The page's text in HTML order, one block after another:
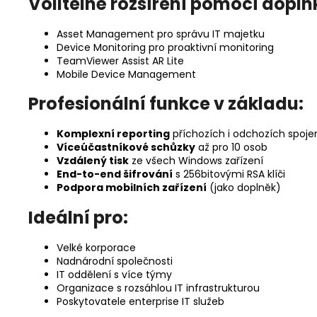
Asset Management pro správu IT majetku
Device Monitoring pro proaktivní monitoring
TeamViewer Assist AR Lite
Mobile Device Management
Profesionální funkce v základu:
Komplexní reporting příchozích i odchozích
Víceúčastníkové schůzky až pro 10 osob
Vzdálený tisk ze všech Windows zařízení
End-to-end šifrování s 256bitovými RSA klíči
Podpora mobilních zařízení (jako doplněk)
Ideální pro:
Velké korporace
Nadnárodní společnosti
IT oddělení s více týmy
Organizace s rozsáhlou IT infrastrukturou
Poskytovatele enterprise IT služeb